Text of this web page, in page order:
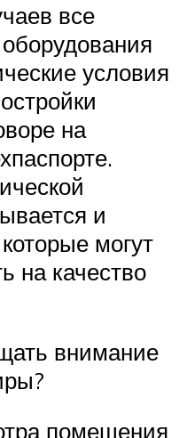
все
условия
на
и
могут
на качество
внимание
помещения